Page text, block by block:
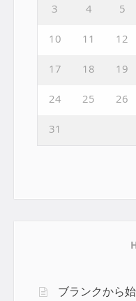
3
4 5
10
11 12
17
18 19
24
25 26
31
ブランクから